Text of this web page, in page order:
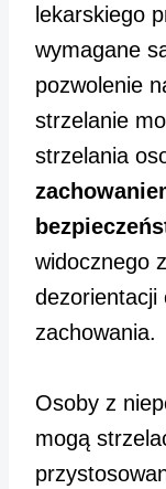
lekarskiego
wymagane
pozwolenie
strzelanie
strzelania
widocznego
dezorientacji
zachowania.
Osoby z
mogą